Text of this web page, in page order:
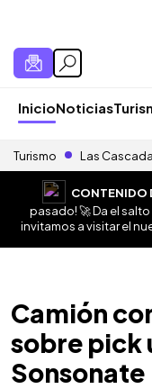
InicioNoticias
Turismo Las
CONTENIDO
pasado! 🚀 Da el
invitamos a visitar el
Camión
sobre pick
Sonsonate